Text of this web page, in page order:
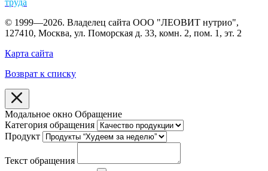
© 1999—2026. Владелец сайта ООО "ЛЕОВИТ нутрио",
127410, Москва, ул. Поморская д. 33, комн. 2, пом. 1, эт. 2
Карта сайта
Возврат к списку
Модальное окно Обращение
Категория обращения
Продукт
Текст обращения